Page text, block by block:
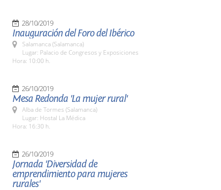
28/10/2019
Inauguración del Foro del Ibérico
Salamanca (Salamanca)
Lugar: Palacio de Congresos y Exposiciones
Hora: 10:00 h.
26/10/2019
Mesa Redonda 'La mujer rural'
Alba de Tormes (Salamanca)
Lugar: Hostal La Médica
Hora: 16:30 h.
26/10/2019
Jornada 'Diversidad de
emprendimiento para mujeres
rurales'